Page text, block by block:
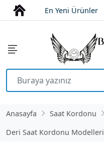
En Yeni Ürünler
Anasayfa
Saat Kordonu
Deri Saat Kordonu Modelleri